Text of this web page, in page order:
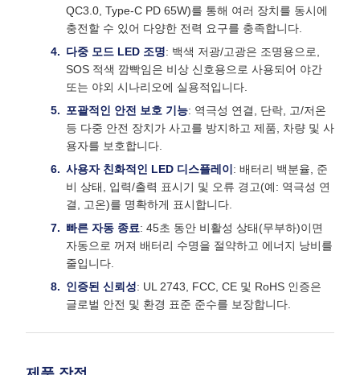
QC3.0, Type-C PD 65W)를 통해 여러 장치를 동시에
충전할 수 있어 다양한 전력 요구를 충족합니다.
다중 모드 LED 조명: 백색 저광/고광은 조명용으로,
SOS 적색 깜빡임은 비상 신호용으로 사용되어 야간
또는 야외 시나리오에 실용적입니다.
포괄적인 안전 보호 기능: 역극성 연결, 단락, 고/저온
등 다중 안전 장치가 사고를 방지하고 제품, 차량 및 사
용자를 보호합니다.
사용자 친화적인 LED 디스플레이 : 배터리 백분율, 준
비 상태, 입력/출력 표시기 및 오류 경고(예: 역극성 연
결, 고온)를 명확하게 표시합니다.
빠른 자동 종료: 45초 동안 비활성 상태(무부하)이면
자동으로 꺼져 배터리 수명을 절약하고 에너지 낭비를
줄입니다.
인증된 신뢰성: UL 2743, FCC, CE 및 RoHS 인증은
글로벌 안전 및 환경 표준 준수를 보장합니다.